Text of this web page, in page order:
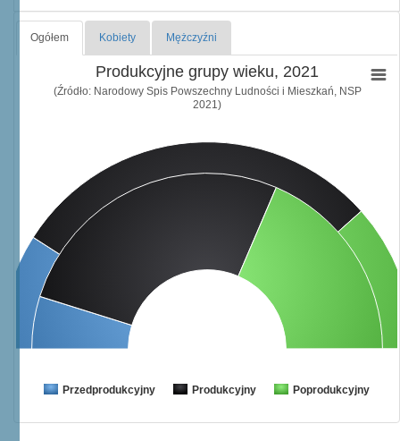
Ogółem Kobiety Mężczyźni
Produkcyjne grupy wieku, 2021
(Źródło: Narodowy Spis Powszechny Ludności i Mieszkań, NSP
2021)
Przedprodukcyjny Produkcyjny Poprodukcyjny